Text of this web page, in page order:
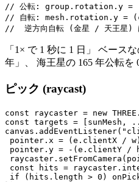
// 公転: group.rotation.y =
// 自転: mesh.rotation.y =
「1× で 1 秒に 1 日」 ベース
年」、 海王星の 165 年公転を
ピック (raycast)
const raycaster = new
const targets = [sunMesh,
pointer.x = (e.clientX /
pointer.y = -(e.clientY /
const hits =
if (hits.length > 0)